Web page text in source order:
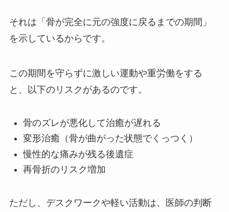
それは「骨が完全に元の強度に戻るまでの期間」
を示しているからです。
この期間を守らずに激しい運動や重労働をする
と、以下のリスクがあるのです。
骨のズレが悪化して治癒が遅れる
変形治癒（骨が曲がった状態でくっつく）
慢性的な痛みが残る後遺症
再骨折のリスク増加
ただし、デスクワークや軽い活動は、医師の判断